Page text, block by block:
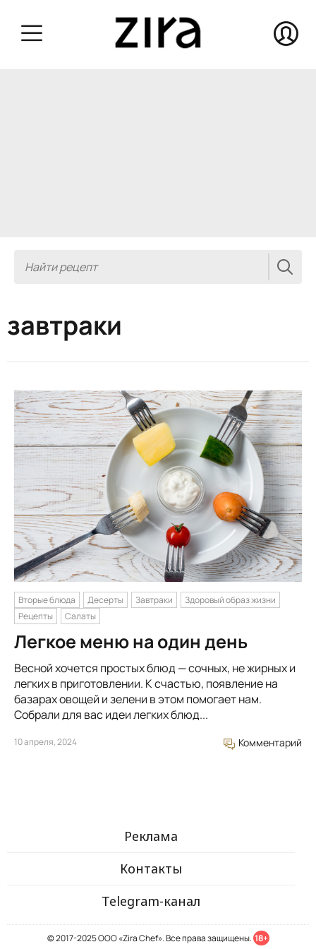
завтраки
Вторые блюда Десерты Завтраки
Здоровый образ жизни
Рецепты
Салаты
Легкое меню на один день
Весной хочется простых блюд — сочных, не жирных и
легких в приготовлении. К счастью, появление на
базарах овощей и зелени в этом помогает нам.
Собрали для вас идеи легких блюд...
10 апреля, 2024 Комментарий
Реклама
Контакты
Telegram-канал
© 2017-2025 ООО «Zira Chef». Все права защищены. 18+